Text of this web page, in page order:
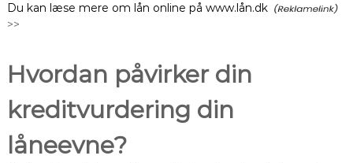
Du kan læse mere om lån online på www.lån.dk
>>
Hvordan påvirker din
kreditvurdering din
låneevne?